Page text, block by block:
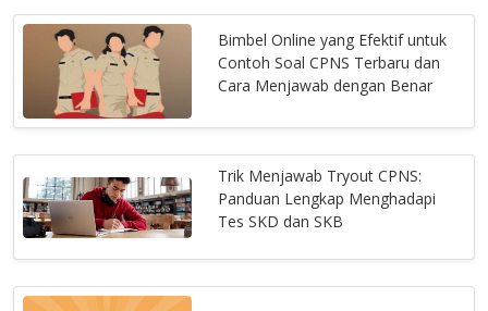
Bimbel Online yang Efektif untuk
Contoh Soal CPNS Terbaru dan
Cara Menjawab dengan Benar
Trik Menjawab Tryout CPNS:
Panduan Lengkap Menghadapi
Tes SKD dan SKB